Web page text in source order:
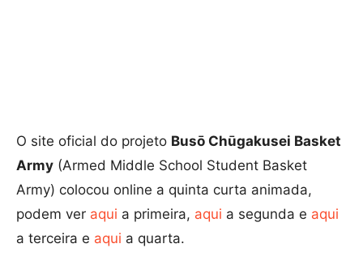
O site oficial do projeto Busō Chūgakusei Basket
Army (Armed Middle School Student Basket
Army) colocou online a quinta curta animada,
podem ver aqui a primeira, aqui a segunda e aqui
a terceira e aqui a quarta.